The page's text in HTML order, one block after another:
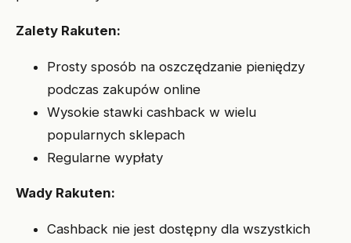
Zalety Rakuten:
Prosty sposób na oszczędzanie pieniędzy
podczas zakupów online
Wysokie stawki cashback w wielu
popularnych sklepach
Regularne wypłaty
Wady Rakuten:
Cashback nie jest dostępny dla wszystkich